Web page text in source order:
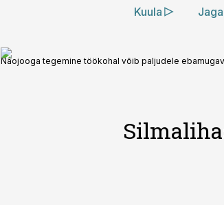
Kuula Jaga
Näojooga tegemine töökohal võib paljudele